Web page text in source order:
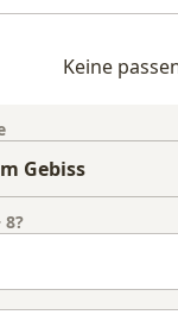
Keine
8?